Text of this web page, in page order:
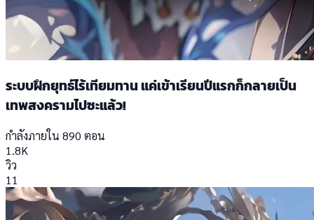
ระบบฝึกยุทธ์ไร้เทียมทาน แค่เข้าเรียนปีแรกก็กลายเป็น
เทพสงครามไปซะแล้ว!
กำลังภายใน 890 ตอน
1.8K
วิว
11